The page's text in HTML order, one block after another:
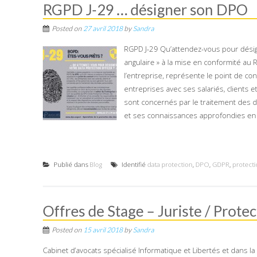
RGPD J-29 … désigner son DPO
Posted on 27 avril 2018bySandra
RGPD J-29 Qu’attendez-vous pour
angulaire » à la mise en conformité au
l’entreprise, représente le point de
entreprises avec ses salariés, clients
sont concernés par le traitement des
et ses connaissances approfondies
Publié dans Blog Identifié data protection, DPO, GDPR,
Offres de Stage – Juriste /
Posted on 15 avril 2018bySandra
Cabinet d’avocats spécialisé Informatique et Libertés et dans